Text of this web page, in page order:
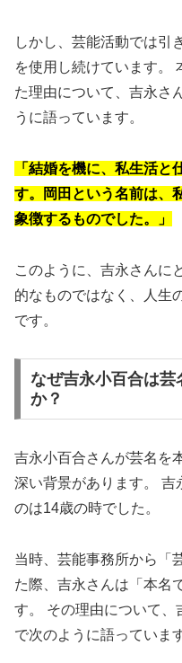
しかし、芸能活動では引
を使用し続けています。
た理由について、吉永さ
うに語っています。
「結婚を機に、私生活
す。
岡田という名前は、
象徴するものでした。」
このように、吉永さんに
的なものではなく、人生
です。
なぜ吉永小百合は芸
か？
吉永小百合さんが芸名を
深い背景があります。 吉
のは14歳の時でした。
当時、芸能事務所から「
た際、吉永さんは「本名
す。 その理由について、
で次のように語っていま